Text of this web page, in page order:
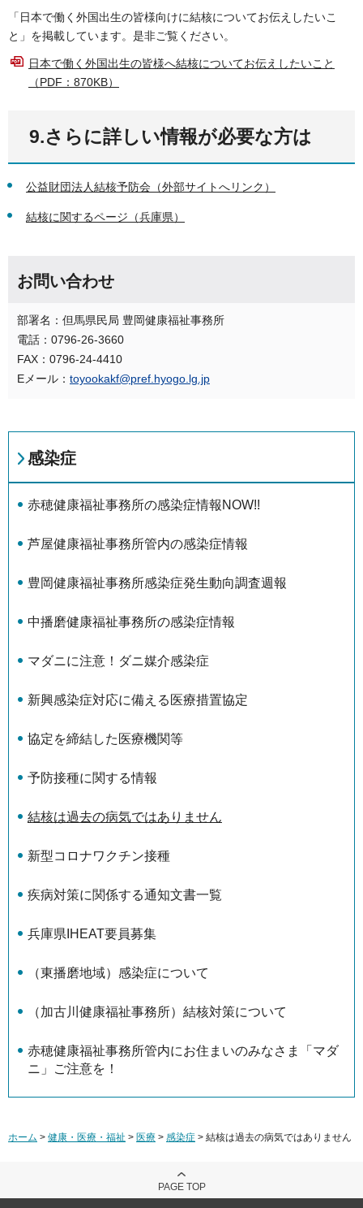
「日本で働く外国出生の皆様向けに結核についてお伝えしたいこ
と」を掲載しています。是非ご覧ください。
日本で働く外国出生の皆様へ結核についてお伝えしたいこと
（PDF：870KB）
9.さらに詳しい情報が必要な方は
公益財団法人結核予防会（外部サイトへリンク）
結核に関するページ（兵庫県）
お問い合わせ
部署名：但馬県民局 豊岡健康福祉事務所
電話：0796-26-3660
FAX：0796-24-4410
Eメール： toyookakf@pref.hyogo.lg.jp
感染症
赤穂健康福祉事務所の感染症情報NOW!!
芦屋健康福祉事務所管内の感染症情報
豊岡健康福祉事務所感染症発生動向調査週報
中播磨健康福祉事務所の感染症情報
マダニに注意！ダニ媒介感染症
新興感染症対応に備える医療措置協定
協定を締結した医療機関等
予防接種に関する情報
結核は過去の病気ではありません
新型コロナワクチン接種
疾病対策に関係する通知文書一覧
兵庫県IHEAT要員募集
（東播磨地域）感染症について
（加古川健康福祉事務所）結核対策について
赤穂健康福祉事務所管内にお住まいのみなさま「マダ
ニ」ご注意を！
ホーム > 健康・医療・福祉 > 医療 > 感染症 > 結核は過去の病気ではありません
PAGE TOP